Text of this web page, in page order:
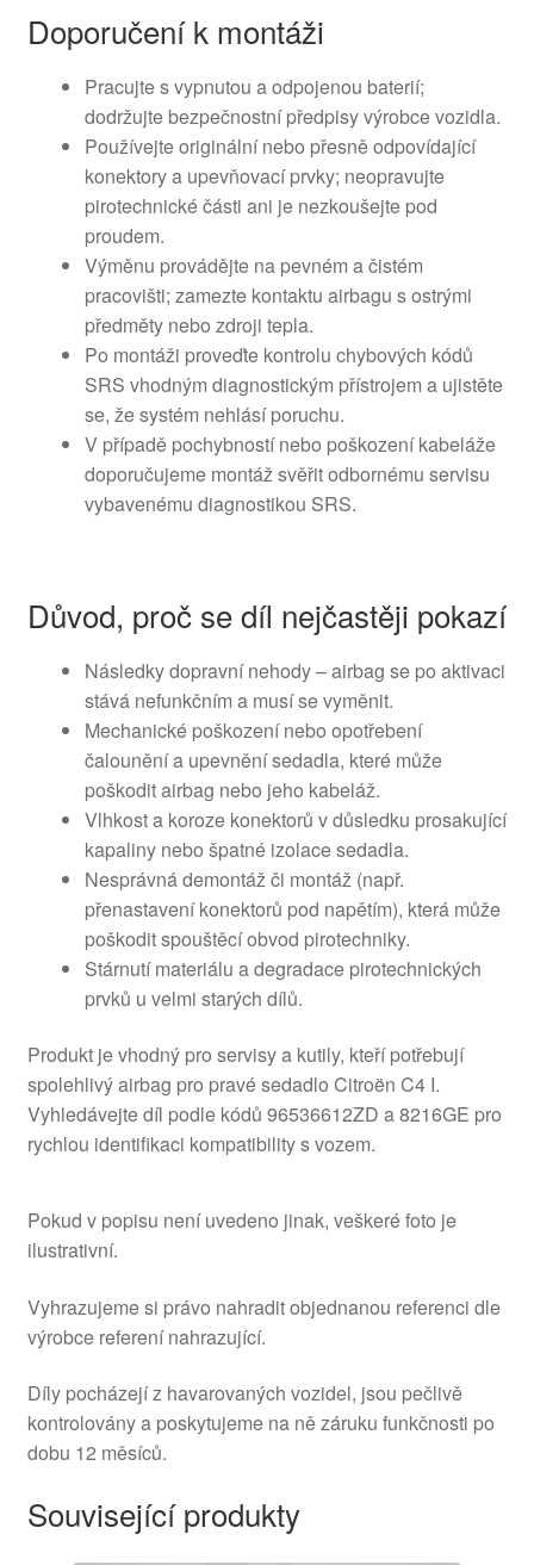
Doporučení k montáži
Pracujte s vypnutou a odpojenou baterií;
dodržujte bezpečnostní předpisy výrobce vozidla.
Používejte originální nebo přesně odpovídající
konektory a upevňovací prvky; neopravujte
pirotechnické části ani je nezkoušejte pod
proudem.
Výměnu provádějte na pevném a čistém
pracovišti; zamezte kontaktu airbagu s ostrými
předměty nebo zdroji tepla.
Po montáži proveďte kontrolu chybových kódů
SRS vhodným diagnostickým přístrojem a ujistěte
se, že systém nehlásí poruchu.
V případě pochybností nebo poškození kabeláže
doporučujeme montáž svěřit odbornému servisu
vybavenému diagnostikou SRS.
Důvod, proč se díl nejčastěji pokazí
Následky dopravní nehody – airbag se po aktivaci
stává nefunkčním a musí se vyměnit.
Mechanické poškození nebo opotřebení
čalounění a upevnění sedadla, které může
poškodit airbag nebo jeho kabeláž.
Vlhkost a koroze konektorů v důsledku prosakující
kapaliny nebo špatné izolace sedadla.
Nesprávná demontáž či montáž (např.
přenastavení konektorů pod napětím), která může
poškodit spouštěcí obvod pirotechniky.
Stárnutí materiálu a degradace pirotechnických
prvků u velmi starých dílů.
Produkt je vhodný pro servisy a kutily, kteří potřebují
spolehlivý airbag pro pravé sedadlo Citroën C4 I.
Vyhledávejte díl podle kódů 96536612ZD a 8216GE pro
rychlou identifikaci kompatibility s vozem.
Pokud v popisu není uvedeno jinak, veškeré foto je
ilustrativní.
Vyhrazujeme si právo nahradit objednanou referenci dle
výrobce referení nahrazující.
Díly pocházejí z havarovaných vozidel, jsou pečlivě
kontrolovány a poskytujeme na ně záruku funkčnosti po
dobu 12 měsíců.
Související produkty